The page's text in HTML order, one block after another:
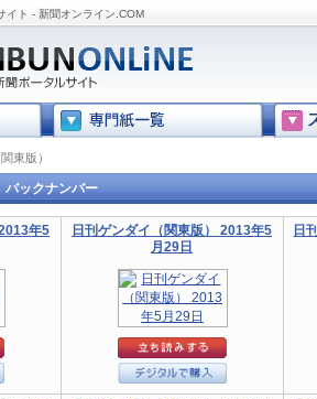
イト - 新聞オンライン.COM
東版）
バックナンバー
年5
日刊ゲンダイ（関東版） 2013年5
月29日
日